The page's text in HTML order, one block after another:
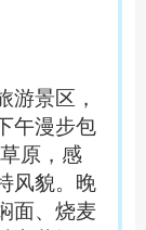
游景区，
午漫步包
原，感
风貌。晚
面、烧麦